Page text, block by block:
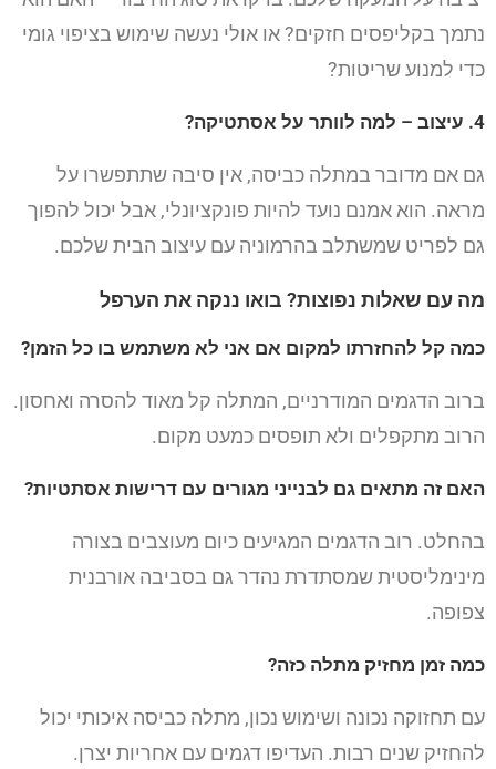
נתמך בקליפסים חזקים? או אולי נעשה שימוש בציפוי גומי
כדי למנוע שריטות?
4. עיצוב – למה לוותר על אסתטיקה?
גם אם מדובר במתלה כביסה, אין סיבה שתתפשרו על
מראה. הוא אמנם נועד להיות פונקציונלי, אבל יכול להפוך
גם לפריט שמשתלב בהרמוניה עם עיצוב הבית שלכם.
מה עם שאלות נפוצות? בואו ננקה את הערפל
כמה קל להחזרתו למקום אם אני לא משתמש בו כל הזמן?
ברוב הדגמים המודרניים, המתלה קל מאוד להסרה ואחסון.
הרוב מתקפלים ולא תופסים כמעט מקום.
האם זה מתאים גם לבנייני מגורים עם דרישות אסתטיות?
בהחלט. רוב הדגמים המגיעים כיום מעוצבים בצורה
מינימליסטית שמסתדרת נהדר גם בסביבה אורבנית
צפופה.
כמה זמן מחזיק מתלה כזה?
עם תחזוקה נכונה ושימוש נכון, מתלה כביסה איכותי יכול
להחזיק שנים רבות. העדיפו דגמים עם אחריות יצרן.